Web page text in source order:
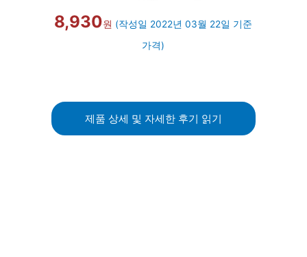
8,930원 (작성일 2022년 03월 22일 기준
가격)
제품 상세 및 자세한 후기 읽기